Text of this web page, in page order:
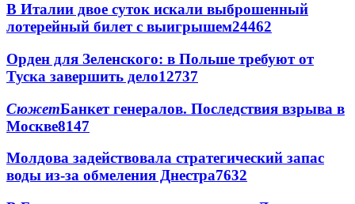
В Италии двое суток искали выброшенный
лотерейный билет с выигрышем24462
Орден для Зеленского: в Польше требуют от
Туска завершить дело12737
СюжетБанкет генералов. Последствия взрыва в
Москве8147
Молдова задействовала стратегический запас
воды из-за обмеления Днестра7632